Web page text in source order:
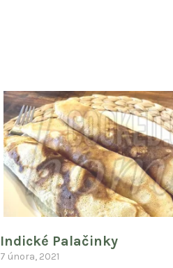
Indické Palačinky
7 února, 2021